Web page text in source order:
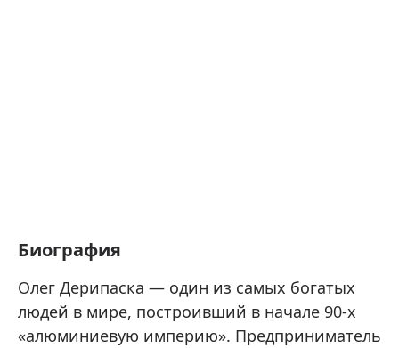
Биография
Олег Дерипаска — один из самых богатых
людей в мире, построивший в начале 90-х
«алюминиевую империю». Предприниматель